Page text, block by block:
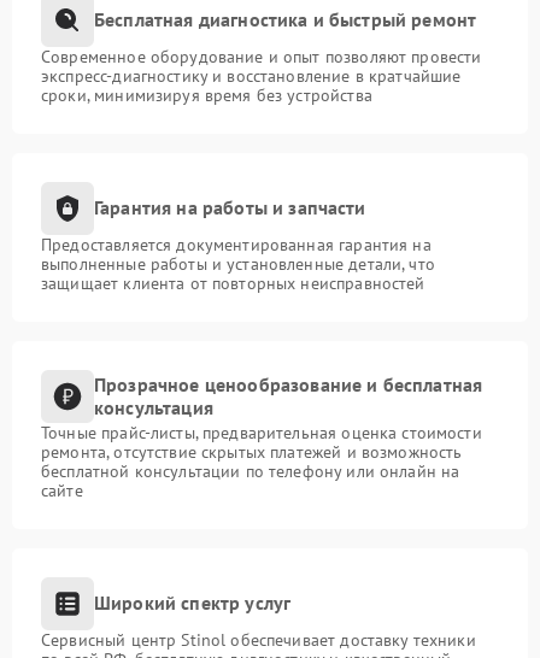
Бесплатная диагностика и быстрый ремонт
Современное оборудование и опыт позволяют провести
экспресс-диагностику и восстановление в кратчайшие
сроки, минимизируя время без устройства
Гарантия на работы и запчасти
Предоставляется документированная гарантия на
выполненные работы и установленные детали, что
защищает клиента от повторных неисправностей
Прозрачное ценообразование и бесплатная
консультация
Точные прайс-листы, предварительная оценка стоимости
ремонта, отсутствие скрытых платежей и возможность
бесплатной консультации по телефону или онлайн на
сайте
Широкий спектр услуг
Сервисный центр Stinol обеспечивает доставку техники